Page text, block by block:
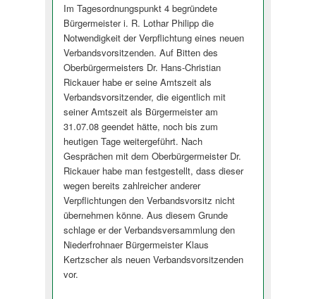
Im Tagesordnungspunkt 4 begründete
Bürgermeister i. R. Lothar Philipp die
Notwendigkeit der Verpflichtung eines neuen
Verbandsvorsitzenden. Auf Bitten des
Oberbürgermeisters Dr. Hans-Christian
Rickauer habe er seine Amtszeit als
Verbandsvorsitzender, die eigentlich mit
seiner Amtszeit als Bürgermeister am
31.07.08 geendet hätte, noch bis zum
heutigen Tage weitergeführt. Nach
Gesprächen mit dem Oberbürgermeister Dr.
Rickauer habe man festgestellt, dass dieser
wegen bereits zahlreicher anderer
Verpflichtungen den Verbandsvorsitz nicht
übernehmen könne. Aus diesem Grunde
schlage er der Verbandsversammlung den
Niederfrohnaer Bürgermeister Klaus
Kertzscher als neuen Verbandsvorsitzenden
vor.